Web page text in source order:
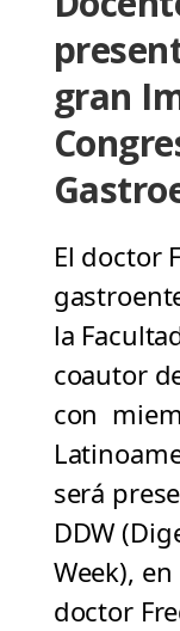
gran
El doctor
la
coautor
con
será
DDW
Week),
doctor